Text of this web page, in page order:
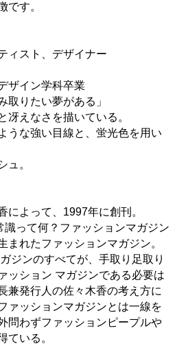
です。
ィスト、デザイナー
ザイン学科卒業
取りたい夢がある」
冴えなさを描いている。
うな強い目線と、蛍光色を用い
ュ。
によって、1997年に創刊。
って何？ファッションマガジン
まれたファッションマガジン。
ジンのすべてが、手取り足取り
ッション マガジンである必要は
兼発行人の佐々木香の考え方に
ァッションマガジンとは一線を
問わずファッションピープルや
ている。